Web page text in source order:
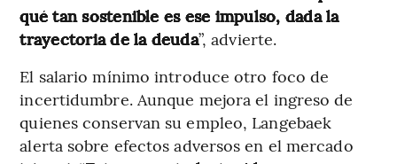
qué tan sostenible es ese impulso, dada la
trayectoria de la deuda”, advierte.
El salario mínimo introduce otro foco de
incertidumbre. Aunque mejora el ingreso de
quienes conservan su empleo, Langebaek
alerta sobre efectos adversos en el mercado